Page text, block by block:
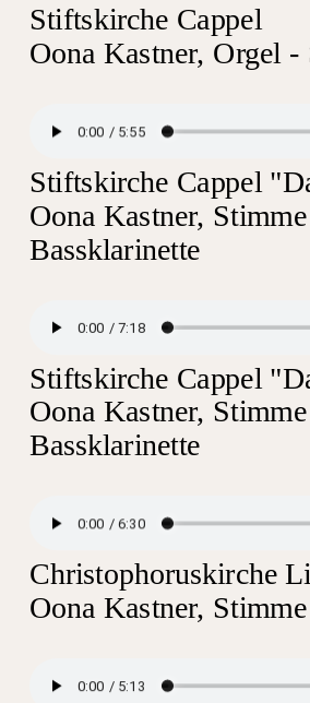
Stiftskirche Cappel
Oona Kastner, Orgel
Stiftskirche Cappel
Oona Kastner,
Bassklarinette
Stiftskirche Cappel
Oona Kastner,
Bassklarinette
Christophoruskirche
Oona Kastner,